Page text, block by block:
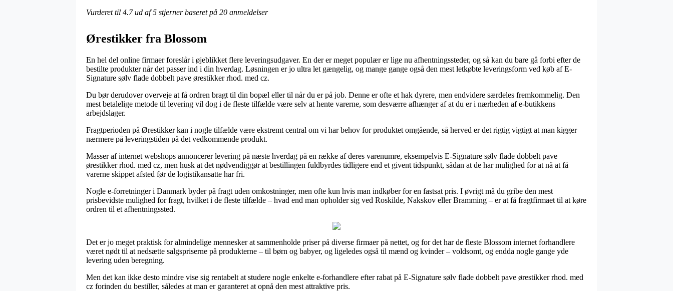
Vurderet til 4.7ud af 5 stjerner baseret på 20 anmeldelser
Ørestikker fra Blossom
En hel del online firmaer foreslår i øjeblikket flere leveringsudgaver. En der er meget populær er lige nu afhentningssteder, og så kan du bare gå forbi efter de
bestilte produkter når det passer ind i din hverdag. Løsningen er jo ultra let gængelig, og mange gange også den mest letkøbte leveringsform ved køb af E-
Signature sølv flade dobbelt pave ørestikker rhod. med cz.
Du bør derudover overveje at få ordren bragt til din bopæl eller til når du er på job. Denne er ofte et hak dyrere, men endvidere særdeles fremkommelig. Den
mest betalelige metode til levering vil dog i de fleste tilfælde være selv at hente varerne, som desværre afhænger af at du er i nærheden af e-butikkens
arbejdslager.
Fragtperioden på Ørestikker kan i nogle tilfælde være ekstremt central om vi har behov for produktet omgående, så herved er det rigtig vigtigt at man kigger
nærmere på leveringstiden på det vedkommende produkt.
Masser af internet webshops annoncerer levering på næste hverdag på en række af deres varenumre, eksempelvis E-Signature sølv flade dobbelt pave
ørestikker rhod. med cz, men husk at det nødvendiggør at bestillingen fuldbyrdes tidligere end et givent tidspunkt, sådan at de har mulighed for at nå at få
varerne skippet afsted før de logistikansatte har fri.
Nogle e-forretninger i Danmark byder på fragt uden omkostninger, men ofte kun hvis man indkøber for en fastsat pris. I øvrigt må du gribe den mest
prisbevidste mulighed for fragt, hvilket i de fleste tilfælde – hvad end man opholder sig ved Roskilde, Nakskov eller Bramming – er at få fragtfirmaet til at køre
ordren til et afhentningssted.
Det er jo meget praktisk for almindelige mennesker at sammenholde priser på diverse firmaer på nettet, og for det har de fleste Blossom internet forhandlere
været nødt til at nedsætte salgspriserne på produkterne – til børn og babyer, og ligeledes også til mænd og kvinder – voldsomt, og endda nogle gange yde
levering uden beregning.
Men det kan ikke desto mindre vise sig rentabelt at studere nogle enkelte e-forhandlere efter rabat på E-Signature sølv flade dobbelt pave ørestikker rhod. med
cz forinden du bestiller, således at man er garanteret at opnå den mest attraktive pris.